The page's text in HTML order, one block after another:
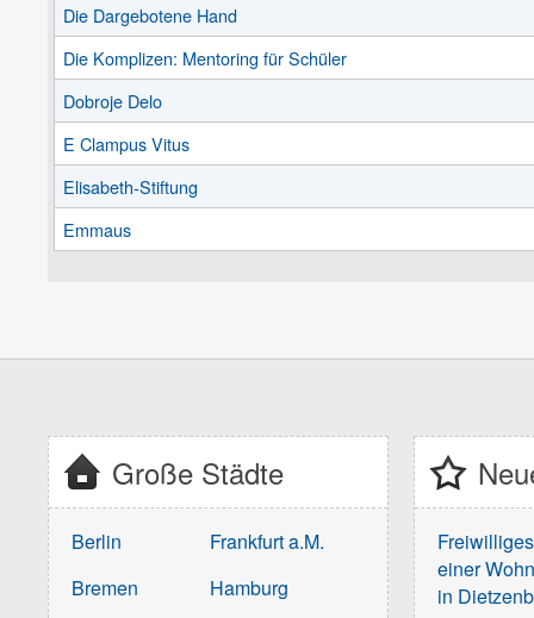
Die Dargebotene Hand
Die Komplizen: Mentoring für Schüler
Dobroje Delo
E Clampus Vitus
Elisabeth-Stiftung
Emmaus
Große Städte
Berlin
Bremen
Frankfurt a.M.
Hamburg
einer
in